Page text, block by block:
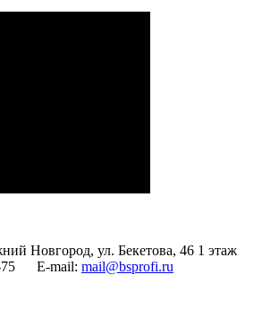
Новгород, ул. Бекетова, 46 1 этаж
75 E-mail: mail@bsprofi.ru